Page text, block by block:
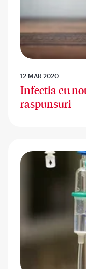
12 MAR 2020
Infectia cu
raspunsuri